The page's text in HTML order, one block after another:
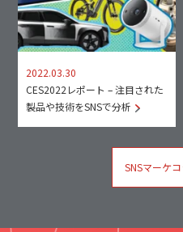
2022.03.30
CES2022レポート – 注目された
製品や技術をSNSで分析
SNSマーケ